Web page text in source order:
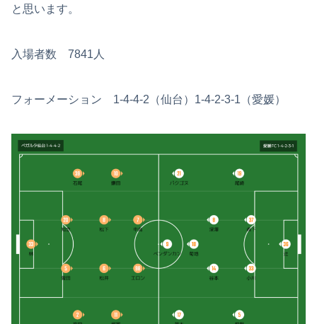
と思います。
入場者数 7841人
フォーメーション 1-4-4-2（仙台）1-4-2-3-1（愛媛）